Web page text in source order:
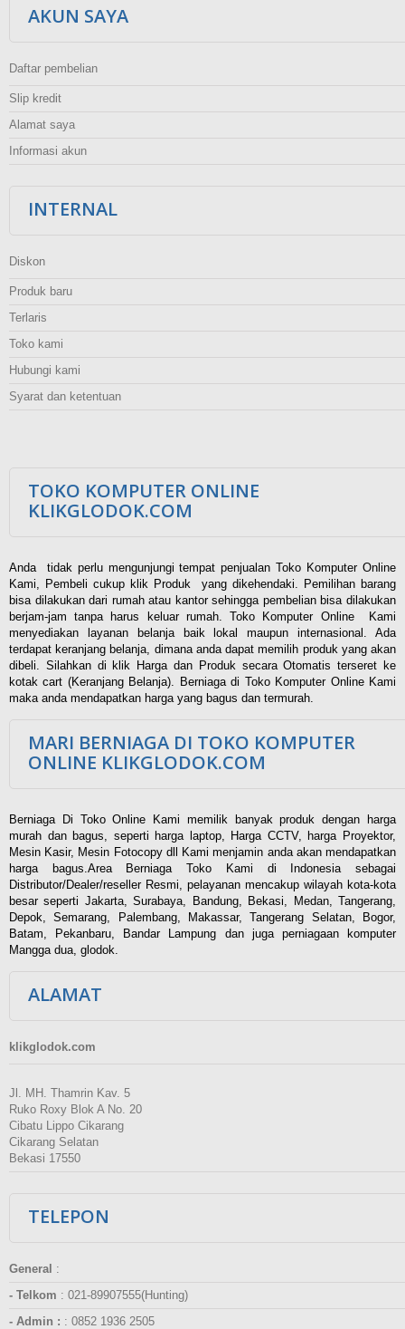
AKUN SAYA
Daftar pembelian
Slip kredit
Alamat saya
Informasi akun
INTERNAL
Diskon
Produk baru
Terlaris
Toko kami
Hubungi kami
Syarat dan ketentuan
TOKO KOMPUTER ONLINE
KLIKGLODOK.COM
Anda tidak perlu mengunjungi tempat penjualan Toko Komputer Online
Kami, Pembeli cukup klik Produk yang dikehendaki. Pemilihan barang
bisa dilakukan dari rumah atau kantor sehingga pembelian bisa dilakukan
berjam-jam tanpa harus keluar rumah. Toko Komputer Online Kami
menyediakan layanan belanja baik lokal maupun internasional. Ada
terdapat keranjang belanja, dimana anda dapat memilih produk yang akan
dibeli. Silahkan di klik Harga dan Produk secara Otomatis terseret ke
kotak cart (Keranjang Belanja). Berniaga di Toko Komputer Online Kami
maka anda mendapatkan harga yang bagus dan termurah.
MARI BERNIAGA DI TOKO KOMPUTER
ONLINE KLIKGLODOK.COM
Berniaga Di Toko Online Kami memilik banyak produk dengan harga
murah dan bagus, seperti harga laptop, Harga CCTV, harga Proyektor,
Mesin Kasir, Mesin Fotocopy dll Kami menjamin anda akan mendapatkan
harga bagus.Area Berniaga Toko Kami di Indonesia sebagai
Distributor/Dealer/reseller Resmi, pelayanan mencakup wilayah kota-kota
besar seperti Jakarta, Surabaya, Bandung, Bekasi, Medan, Tangerang,
Depok, Semarang, Palembang, Makassar, Tangerang Selatan, Bogor,
Batam, Pekanbaru, Bandar Lampung dan juga perniagaan komputer
Mangga dua, glodok.
ALAMAT
klikglodok.com
Jl. MH. Thamrin Kav. 5
Ruko Roxy Blok A No. 20
Cibatu Lippo Cikarang
Cikarang Selatan
Bekasi 17550
TELEPON
General :
- Telkom : 021-89907555(Hunting)
- Admin : : 0852 1936 2505